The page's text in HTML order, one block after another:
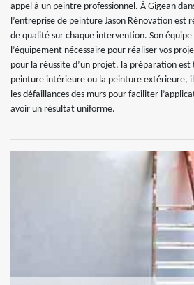
appel à un peintre professionnel. À Gigean
l’entreprise de peinture Jason Rénovation est
de qualité sur chaque intervention. Son
l’équipement nécessaire pour réaliser vos
pour la réussite d’un projet, la préparation
peinture intérieure ou la peinture extérieure,
les défaillances des murs pour faciliter
avoir un résultat uniforme.